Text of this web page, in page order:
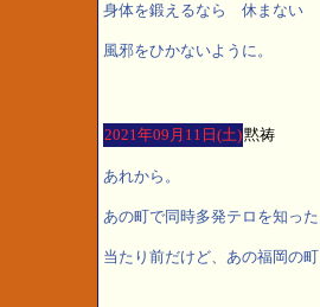
身体を鍛えるなら 休まない
風邪をひかないように。
2021年09月11日(土)黙祷
あれから。
あの町で同時多発テロを知った
当たり前だけど、あの福岡の町